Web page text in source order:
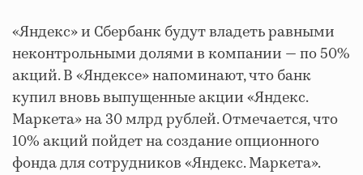
«Яндекс» и Сбербанк будут владеть равными
неконтрольными долями в компании — по 50%
акций. В «Яндексе» напоминают, что банк
купил вновь выпущенные акции «Яндекс.
Маркета» на 30 млрд рублей. Отмечается, что
10% акций пойдет на создание опционного
фонда для сотрудников «Яндекс. Маркета».